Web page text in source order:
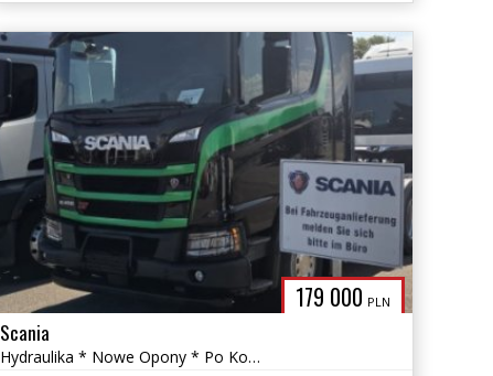
179 000 PLN
Scania
Hydraulika * Nowe Opony * Po Kontrakacie *